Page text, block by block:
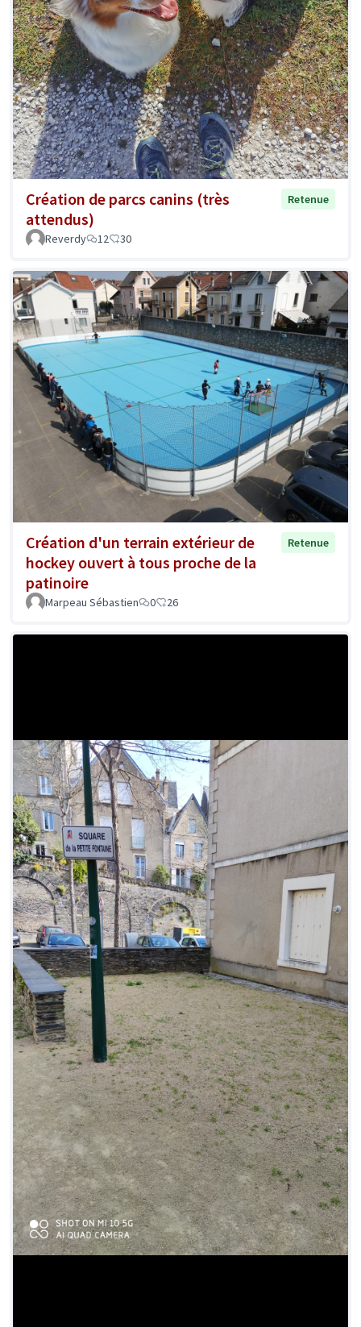
Création de parcs canins (très
attendus)
Retenue
Reverdy 12 30
Création d'un terrain extérieur de
hockey ouvert à tous proche de la
patinoire
Retenue
Marpeau Sébastien 0 26